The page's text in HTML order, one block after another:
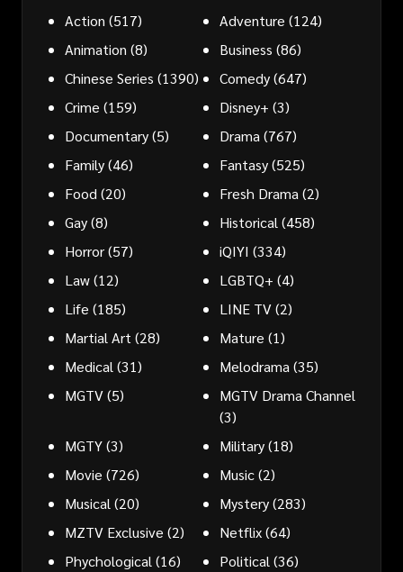
Action (517) Adventure (124)
Animation (8) Business (86)
Chinese Series (1390) Comedy(647)
Crime (159) Disney+ (3)
Documentary(5) Drama(767)
Family(46) Fantasy(525)
Food(20) Fresh Drama(2)
Gay(8) Historical(458)
Horror(57) iQIYI (334)
Law(12) LGBTQ+ (4)
Life (185) LINE TV(2)
Martial Art(28) Mature (1)
Medical(31) Melodrama(35)
MGTV(5)
MGTV Drama Channel
(3)
MGTY(3) Military(18)
Movie (726) Music(2)
Musical(20) Mystery(283)
MZTV Exclusive (2) Netflix(64)
Phychological(16) Political(36)